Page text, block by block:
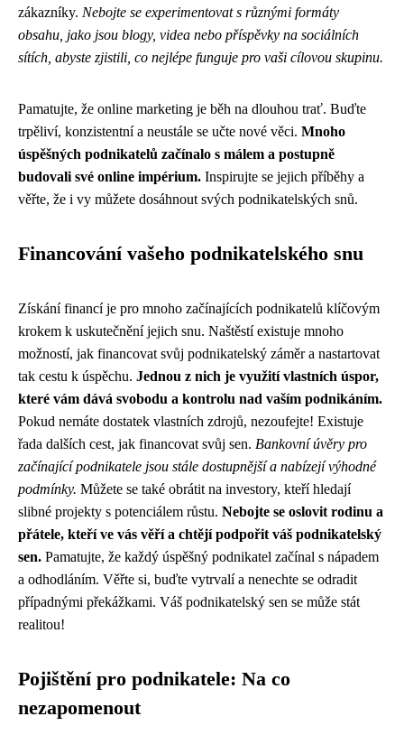
zákazníky. Nebojte se experimentovat s různými formáty
obsahu, jako jsou blogy, videa nebo příspěvky na sociálních
sítích, abyste zjistili, co nejlépe funguje pro vaši cílovou skupinu.
Pamatujte, že online marketing je běh na dlouhou trať. Buďte
trpěliví, konzistentní a neustále se učte nové věci. Mnoho
úspěšných podnikatelů začínalo s málem a postupně
budovali své online impérium. Inspirujte se jejich příběhy a
věřte, že i vy můžete dosáhnout svých podnikatelských snů.
Financování vašeho podnikatelského snu
Získání financí je pro mnoho začínajících podnikatelů klíčovým
krokem k uskutečnění jejich snu. Naštěstí existuje mnoho
možností, jak financovat svůj podnikatelský záměr a nastartovat
tak cestu k úspěchu. Jednou z nich je využití vlastních úspor,
které vám dává svobodu a kontrolu nad vaším podnikáním.
Pokud nemáte dostatek vlastních zdrojů, nezoufejte! Existuje
řada dalších cest, jak financovat svůj sen. Bankovní úvěry pro
začínající podnikatele jsou stále dostupnější a nabízejí výhodné
podmínky. Můžete se také obrátit na investory, kteří hledají
slibné projekty s potenciálem růstu. Nebojte se oslovit rodinu a
přátele, kteří ve vás věří a chtějí podpořit váš podnikatelský
sen. Pamatujte, že každý úspěšný podnikatel začínal s nápadem
a odhodláním. Věřte si, buďte vytrvalí a nenechte se odradit
případnými překážkami. Váš podnikatelský sen se může stát
realitou!
Pojištění pro podnikatele: Na co
nezapomenout